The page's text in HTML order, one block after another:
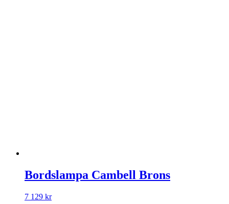
Bordslampa Cambell Brons
7 129 kr